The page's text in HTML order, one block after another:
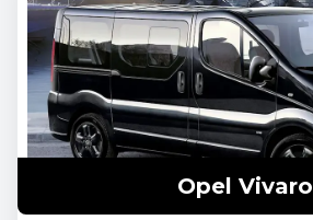
Opel Vivaro